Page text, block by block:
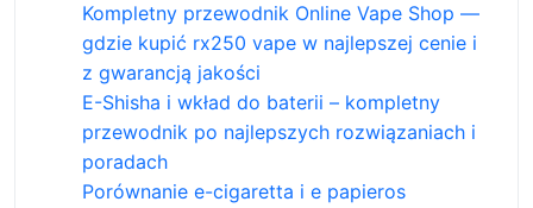
Kompletny przewodnik Online Vape Shop —
gdzie kupić rx250 vape w najlepszej cenie i
z gwarancją jakości
E-Shisha i wkład do baterii – kompletny
przewodnik po najlepszych rozwiązaniach i
poradach
Porównanie e-cigaretta i e papieros